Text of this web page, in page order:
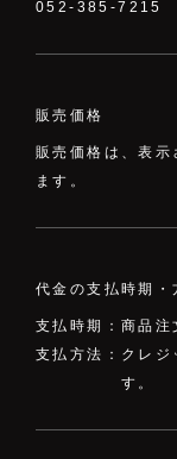
052-385-7215
販売価格
販売価格は、表示
ます。
代金の支払時期・
支払時期： 商品注
支払方法： クレジ
す。